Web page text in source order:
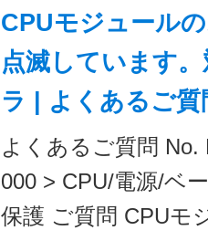
CPUモジュール
点滅しています
ラ | よくあるご
よくあるご質問
000 > CPU/電源/ベ
保護 ご質問 CPUモ